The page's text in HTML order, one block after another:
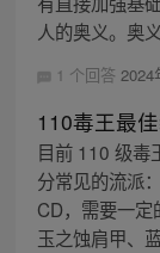
人的奥义。奥
1 个回答 2024
110毒王最
目前 110 级毒
分常见的流派
CD，需要一
玉之蚀肩甲、